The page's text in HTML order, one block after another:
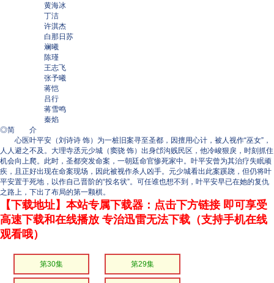
黄海冰
丁洁
许淇杰
白那日苏
斓曦
陈瑾
王志飞
张予曦
蒋恺
吕行
蒋雪鸣
秦焰
◎简 介
心医叶平安（刘诗诗 饰）为一桩旧案寻至圣都，因擅用心计，被人视作“巫女”，
人人避之不及。大理寺丞元少城（窦骁 饰）出身邙沟贱民区，他冷峻狠戾，时刻抓住
机会向上爬。此时，圣都突发命案，一朝廷命官惨死家中。叶平安曾为其治疗失眠顽
疾，且正好出现在命案现场，因此被视作杀人凶手。元少城看出此案蹊跷，但仍将叶
平安置于死地，以作自己晋阶的“投名状”。可任谁也想不到，叶平安早已在她的复仇
之路上，下出了布局的第一颗棋。
【下载地址】本站专属下载器：点击下方链接 即可享受
高速下载和在线播放 专治迅雷无法下载（支持手机在线
观看哦）
第30集 第29集